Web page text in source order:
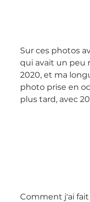
Sur ces photos
qui avait un peu
2020, et ma
photo prise en
plus tard, avec
Comment j'ai fait